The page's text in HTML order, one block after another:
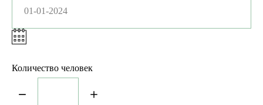
Количество человек